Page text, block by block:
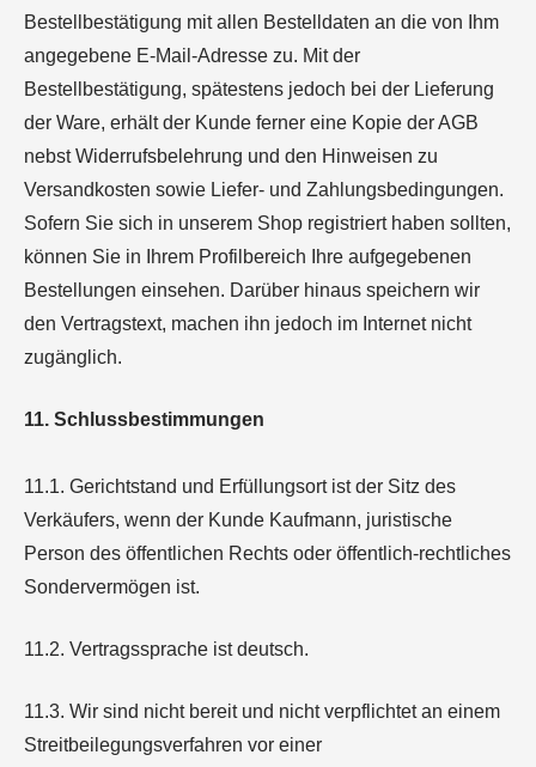
Bestellbestätigung mit allen Bestelldaten an die von Ihm
angegebene E-Mail-Adresse zu. Mit der
Bestellbestätigung, spätestens jedoch bei der Lieferung
der Ware, erhält der Kunde ferner eine Kopie der AGB
nebst Widerrufsbelehrung und den Hinweisen zu
Versandkosten sowie Liefer- und Zahlungsbedingungen.
Sofern Sie sich in unserem Shop registriert haben sollten,
können Sie in Ihrem Profilbereich Ihre aufgegebenen
Bestellungen einsehen. Darüber hinaus speichern wir
den Vertragstext, machen ihn jedoch im Internet nicht
zugänglich.
11. Schlussbestimmungen
11.1. Gerichtstand und Erfüllungsort ist der Sitz des
Verkäufers, wenn der Kunde Kaufmann, juristische
Person des öffentlichen Rechts oder öffentlich-rechtliches
Sondervermögen ist.
11.2. Vertragssprache ist deutsch.
11.3. Wir sind nicht bereit und nicht verpflichtet an einem
Streitbeilegungsverfahren vor einer